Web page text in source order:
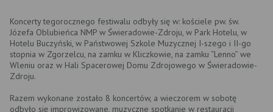
Koncerty tegorocznego festiwalu odbyły się w: kościele pw. św.
Józefa Oblubieńca NMP w Świeradowie-Zdroju, w Park Hotelu, w
Hotelu Buczyński, w Państwowej Szkole Muzycznej I-szego i II-go
stopnia w Zgorzelcu, na zamku w Kliczkowie, na zamku “Lenno” we
Wleniu oraz w Hali Spacerowej Domu Zdrojowego w Świeradowie-
Zdroju.
Razem wykonane zostało 8 koncertów, a wieczorem w sobotę
odbyło się improwizowane, muzyczne spotkanie w restauracji